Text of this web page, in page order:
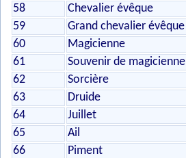
58
Chevalier évêque
59
Grand chevalier évêque
60
Magicienne
61
Souvenir de magicienne
62
Sorcière
63
Druide
64
Juillet
65
Ail
66
Piment